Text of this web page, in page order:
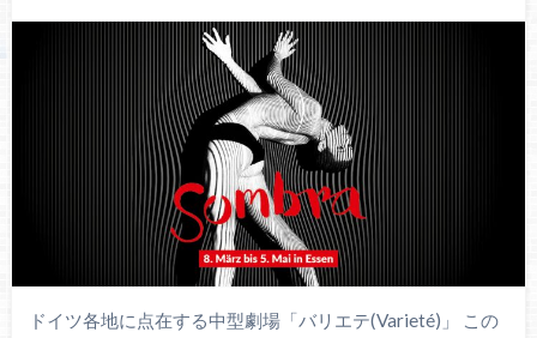
ドイツ各地に点在する中型劇場「バリエテ(Varieté)」 この